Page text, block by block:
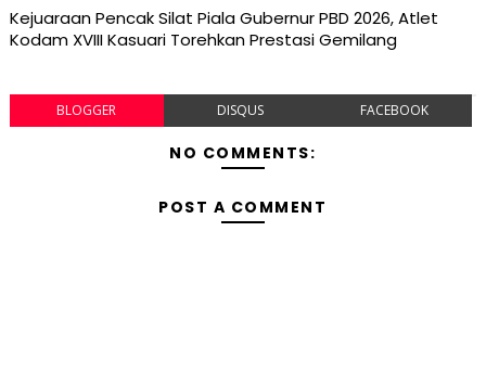
Kejuaraan Pencak Silat Piala Gubernur PBD 2026, Atlet
Kodam XVIII Kasuari Torehkan Prestasi Gemilang
BLOGGER DISQUS FACEBOOK
NO COMMENTS:
POST A COMMENT